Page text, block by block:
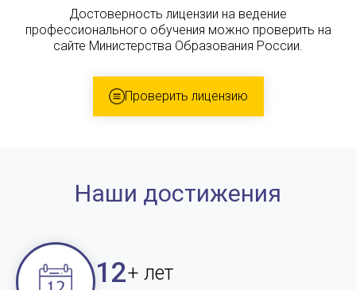
Достоверность лицензии на ведение
профессионального обучения можно проверить на
сайте Министерства Образования России.
Проверить лицензию
Наши достижения
12+ лет